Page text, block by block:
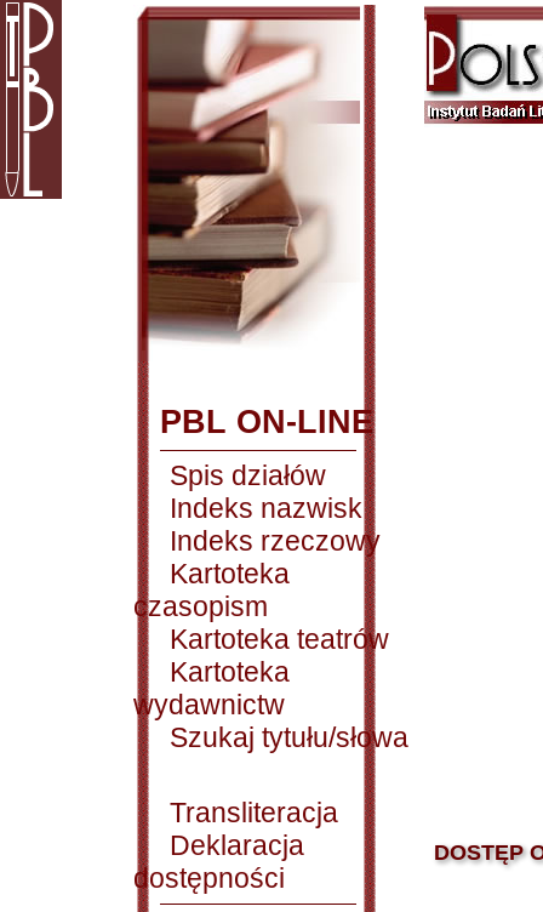
PBL ON-LINE
Spis działów
Indeks nazwisk
Indeks rzeczowy
Kartoteka
czasopism
Kartoteka teatrów
Kartoteka
wydawnictw
Szukaj tytułu/słowa
Transliteracja
Deklaracja
dostępności
DOSTĘP